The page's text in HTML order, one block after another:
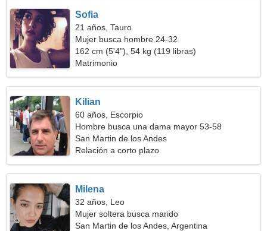
Sofia
21 años, Tauro
Mujer busca hombre 24-32
162 cm (5'4"), 54 kg (119 libras)
Matrimonio
Kilian
60 años, Escorpio
Hombre busca una dama mayor 53-58
San Martin de los Andes
Relación a corto plazo
Milena
32 años, Leo
Mujer soltera busca marido
San Martin de los Andes, Argentina